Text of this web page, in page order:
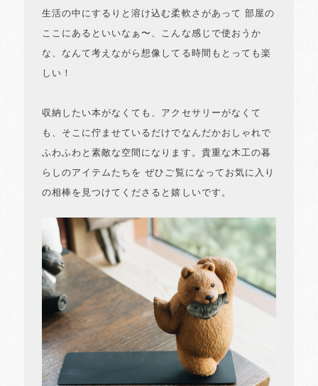
生活の中にするりと溶け込む柔軟さがあって 部屋の
ここにあるといいなぁ〜、こんな感じで使おうか
な、なんて考えながら想像してる時間もとっても楽
しい！
収納したい本がなくても、アクセサリーがなくて
も、そこに佇ませているだけでなんだかおしゃれで
ふわふわと素敵な空間になります。貴重な木工の暮
らしのアイテムたちを ぜひご覧になってお気に入り
の相棒を見つけてくださると嬉しいです。